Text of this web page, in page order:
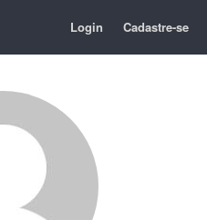
Login Cadastre-se